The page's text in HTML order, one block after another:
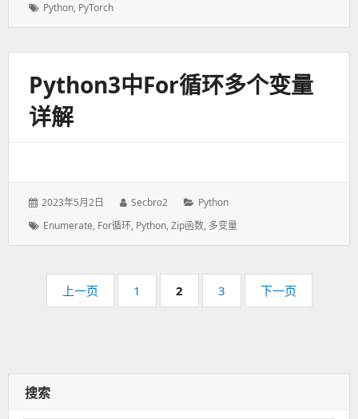
于：
标
Python, PyTorch
Python3中for循环多个变量
详解
发
于：
2023年5月2日
作
Secbro2
分
类：
Python
标
Enumerate, For循环, Python,Zip函数, 多变量
上一页
页
码：
1
页
码：
2
页
码：
3 下一页
搜索